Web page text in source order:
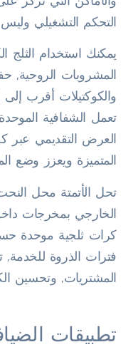
التحكم التشغيلي
يمكنك استخدام الثلج
المشروبات الروحية,
والكوكتيلات أقرب
تعمل الشفافية
العرض التقديمي عبر
المتميزة ويعزز وضع
تحل الأتمتة محل
الخارجي بمخرجات
كرات ثلجية موحدة
فترات الذروة
المشتريات, وتحسين
تطبيقات